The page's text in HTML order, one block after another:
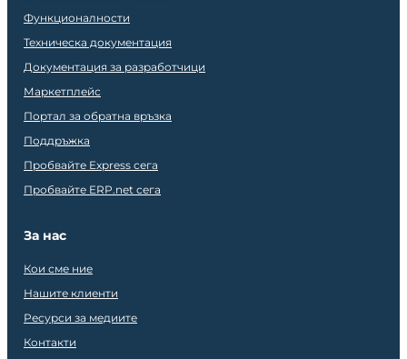
Функционалности
Техническа документация
Документация за разработчици
Маркетплейс
Портал за обратна връзка
Поддръжка
Пробвайте Express сега
Пробвайте ERP.net сега
За нас
Кои сме ние
Нашите клиенти
Ресурси за медиите
Контакти